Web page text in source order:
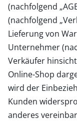
(nachfolgend
(nachfolgend
Lieferung von
Unternehmer
Verkäufer
Online-Shop
wird der
Kunden
anderes